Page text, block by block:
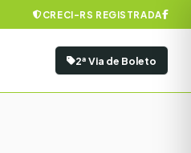
CRECI-RS REGISTRADA
2ª Via de Boleto